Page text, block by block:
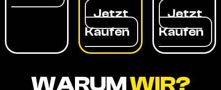
Jetzt
Kaufen
Jetzt
Kaufen
WARUMWIR?